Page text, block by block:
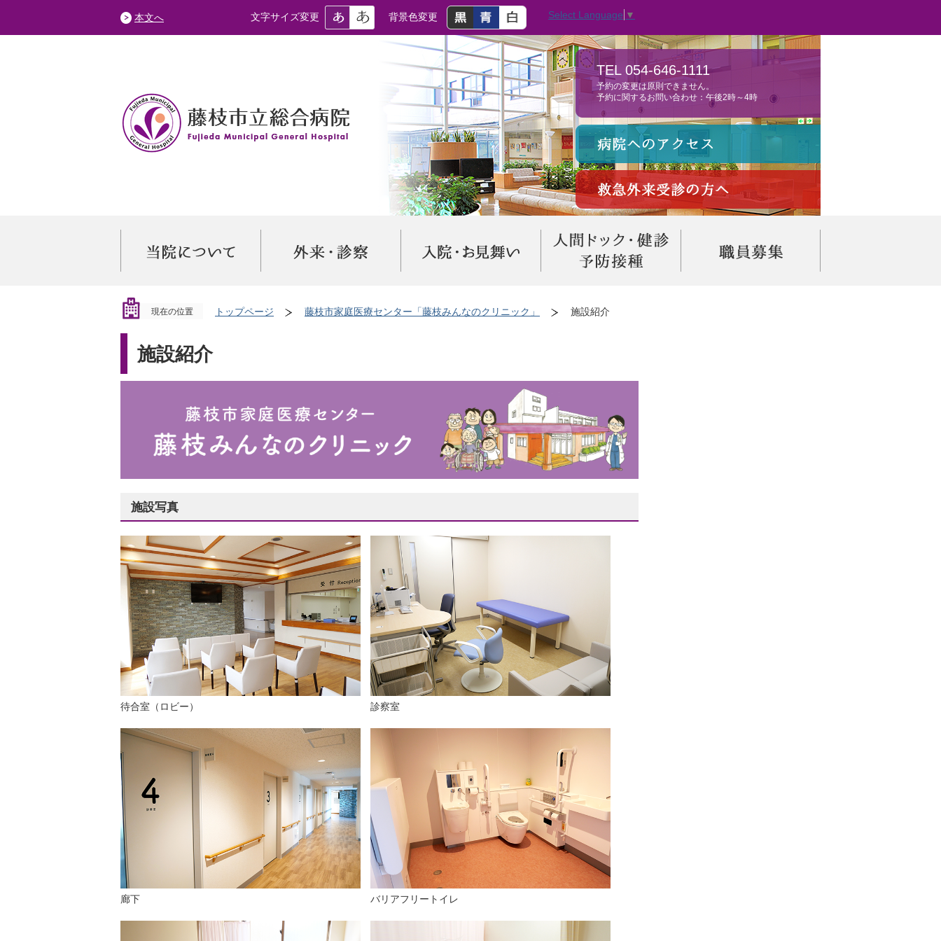
本文へ 文字サイズ変更 背景色変更 Select Language ▼
TEL 054-646-1111
予約の変更は原則できません。
予約に関するお問い合わせ：午後2時～4時
現在の位置 トップページ 藤枝市家庭医療センター「藤枝みんなのクリニック」 施設紹介
施設紹介
施設写真
待合室（ロビー） 診察室
廊下 バリアフリートイレ